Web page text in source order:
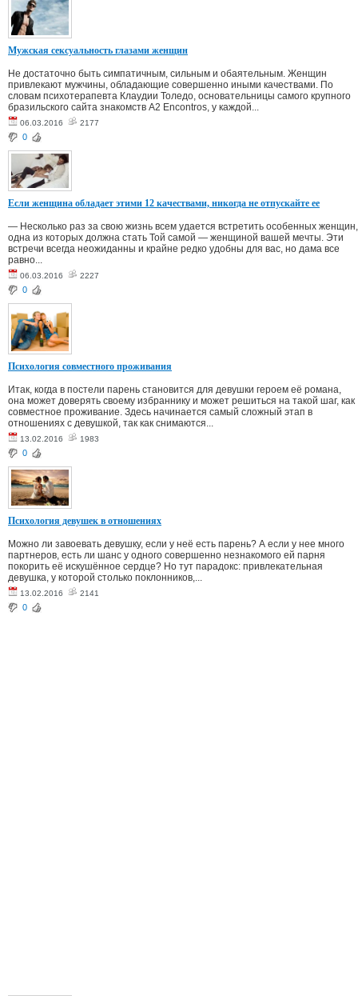
Мужская сексуальность глазами женщин
Не достаточно быть симпатичным, сильным и обаятельным. Женщин
привлекают мужчины, обладающие совершенно иными качествами. По
словам психотерапевта Клаудии Толедо, основательницы самого крупного
бразильского сайта знакомств A2 Encontros, у каждой...
06.03.2016 2177
0
Если женщина обладает этими 12 качествами, никогда не отпускайте ее
— Несколько раз за свою жизнь всем удается встретить особенных женщин,
одна из которых должна стать Той самой — женщиной вашей мечты. Эти
встречи всегда неожиданны и крайне редко удобны для вас, но дама все
равно...
06.03.2016 2227
0
Психология совместного проживания
Итак, когда в постели парень становится для девушки героем её романа,
она может доверять своему избраннику и может решиться на такой шаг, как
совместное проживание. Здесь начинается самый сложный этап в
отношениях с девушкой, так как снимаются...
13.02.2016 1983
0
Психология девушек в отношениях
Можно ли завоевать девушку, если у неё есть парень? А если у нее много
партнеров, есть ли шанс у одного совершенно незнакомого ей парня
покорить её искушённое сердце? Но тут парадокс: привлекательная
девушка, у которой столько поклонников,...
13.02.2016 2141
0